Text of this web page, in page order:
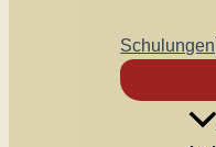
Schulungen